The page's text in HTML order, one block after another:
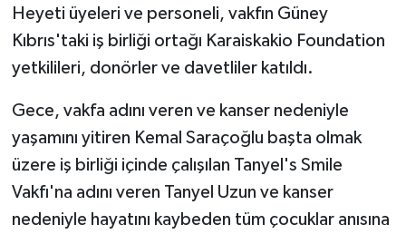
Heyeti üyeleri ve personeli, vakfın Güney
Kıbrıs'taki iş birliği ortağı Karaiskakio Foundation
yetkilileri, donörler ve davetliler katıldı.
Gece, vakfa adını veren ve kanser nedeniyle
yaşamını yitiren Kemal Saraçoğlu başta olmak
üzere iş birliği içinde çalışılan Tanyel's Smile
Vakfı'na adını veren Tanyel Uzun ve kanser
nedeniyle hayatını kaybeden tüm çocuklar anısına